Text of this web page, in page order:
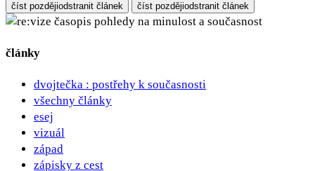
číst pozdějiodstranit článek číst pozdějiodstranit článek
pohledy na minulost a současnost
články
dvojtečka : postřehy k současnosti
všechny články
esej
vizuál
západ
zápisky z cest